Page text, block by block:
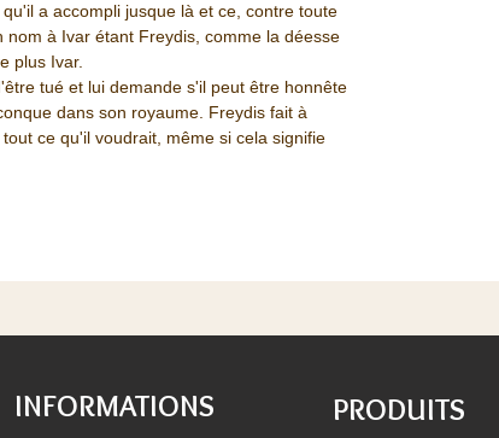
a accompli jusque là et ce, contre toute
à Ivar étant Freydis, comme la déesse
plus Ivar.
tué et lui demande s'il peut être honnête
dans son royaume. Freydis fait à
ce qu'il voudrait, même si cela signifie
INFORMATIONS PRODUITS